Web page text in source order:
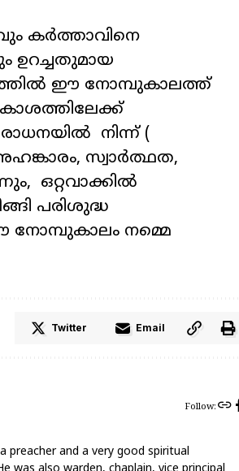
കർത്താവിനെ
ഉറച്ചതുമായ
ഈ നോമ്പുകാലത്ത്
നിന്ന് (
സ്വാർത്ഥത,
ഒറ്റവാക്കിൽ
പരിശുദ്ധ
നമ്മെ
Twitter Email
Follow:
preacher and a very good spiritual